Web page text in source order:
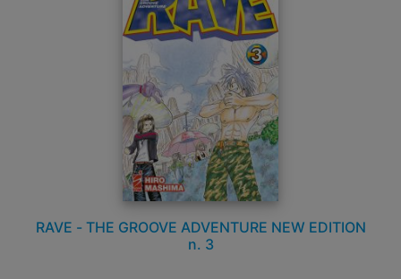
RAVE - THE GROOVE ADVENTURE NEW EDITION
n. 3